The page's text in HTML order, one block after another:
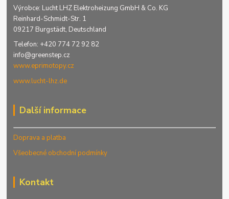
Výrobce: Lucht LHZ Elektroheizung GmbH & Co. KG
Reinhard-Schmidt-Str. 1
09217 Burgstädt, Deutschland
Telefon: +420 774 72 92 82
info@greenstep.cz
www.eprimotopy.cz
www.lucht-lhz.de
Další informace
Doprava a platba
Všeobecné obchodní podmínky
Kontakt